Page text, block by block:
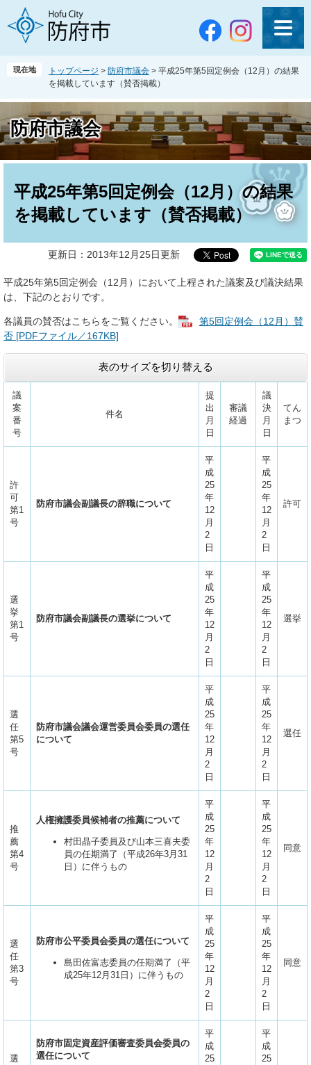
。
て
本
現在地 トップページ > 防府市議会 > 平成25年第5回定例会（12月）の結果
を掲載しています（賛否掲載）
防府市議会
平成25年第5回定例会（12月）の結果
を掲載しています（賛否掲載）
更新日：2013年12月25日更新
平成25年第5回定例会（12月）において上程された議案及び議決結果
は、下記のとおりです。
各議員の賛否はこちらをご覧ください。
第5回定例会（12月）賛
否 [PDFファイル／167KB]
表のサイズを切り替える
議
案
番
号
件名
提
出
月
日
審議
経過
議
決
月
日
てん
まつ
許
可
第1
号
防府市議会副議長の辞職について
平
成
25
年
12
月
2
日
平
成
25
年
12
月
2
日
許可
選
挙
第1
号
防府市議会副議長の選挙について
平
成
25
年
12
月
2
日
平
成
25
年
12
月
2
日
選挙
選
任
第5
号
防府市議会議会運営委員会委員の選任
について
平
成
25
年
12
月
2
日
平
成
25
年
12
月
2
日
選任
推
薦
第4
号
人権擁護委員候補者の推薦について
村田晶子委員及び山本三喜夫委
員の任期満了（平成26年3月31
日）に伴うもの
平
成
25
年
12
月
2
日
平
成
25
年
12
月
2
日
同意
選
任
第3
号
防府市公平委員会委員の選任について
島田佐富志委員の任期満了（平
成25年12月31日）に伴うもの
平
成
25
年
12
月
2
日
平
成
25
年
12
月
2
日
同意
選
防府市固定資産評価審査委員会委員の
選任について
平
成
25
平
成
25